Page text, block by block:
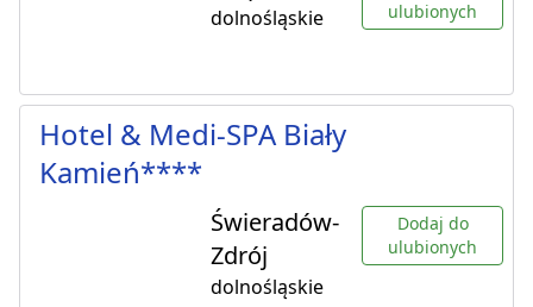
dolnośląskie
ulubionych
Hotel & Medi-SPA Biały
Kamień****
Świeradów-
Zdrój
dolnośląskie
Dodaj do
ulubionych